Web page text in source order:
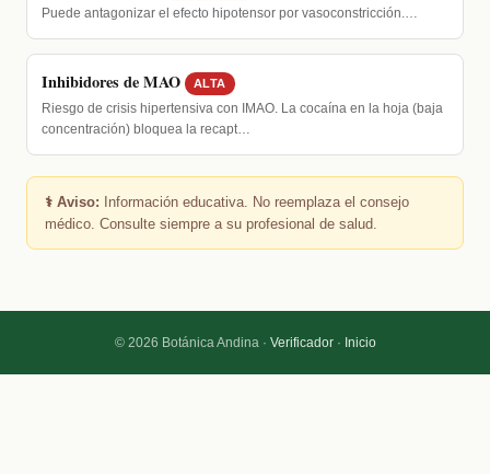
Puede antagonizar el efecto hipotensor por vasoconstricción.…
Inhibidores de MAO ALTA
Riesgo de crisis hipertensiva con IMAO. La cocaína en la hoja (baja
concentración) bloquea la recapt…
⚕️ Aviso: Información educativa. No reemplaza el consejo
médico. Consulte siempre a su profesional de salud.
© 2026 Botánica Andina · Verificador· Inicio